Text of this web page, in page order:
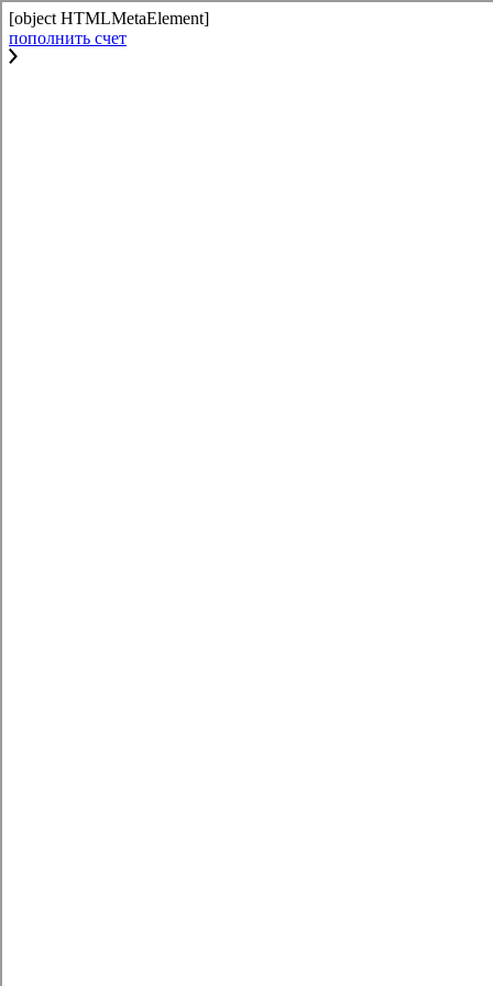
[object HTMLMetaElement]
пополнить счет